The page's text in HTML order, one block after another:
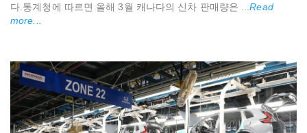
다.통계청에 따르면 올해 3월 캐나다의 신차 판매량은 ...Read
more...